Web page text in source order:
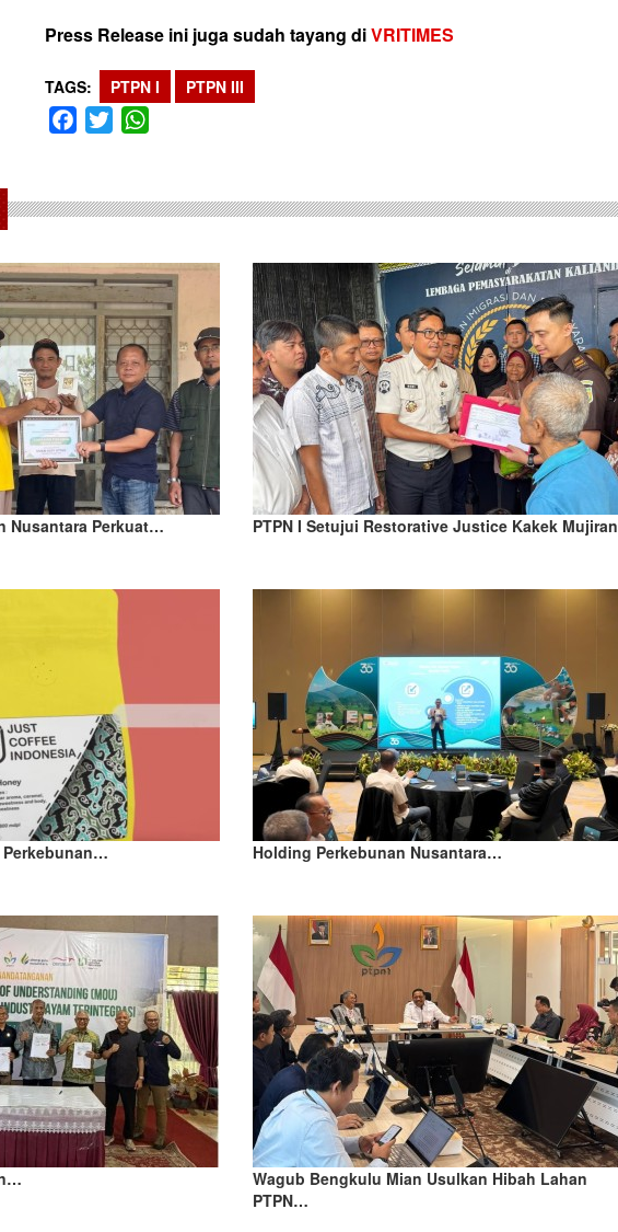
Press Release ini juga sudah tayang diVRITIMES
TAGS PTPN I PTPN III
Facebook
Twitter
Nusantara Perkuat… PTPN I Setujui Restorative Justice Kakek Mujiran
Perkebunan… Holding Perkebunan Nusantara…
Wagub Bengkulu Mian Usulkan Hibah Lahan
PTPN…